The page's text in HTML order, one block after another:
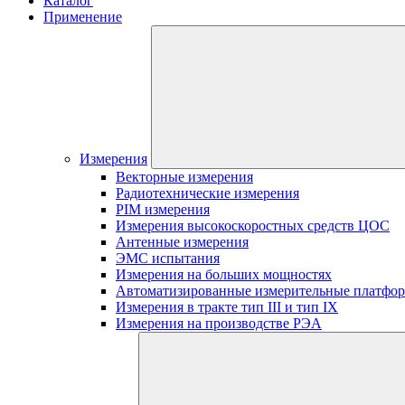
Применение
Измерения
Векторные измерения
Радиотехнические измерения
PIM измерения
Измерения высокоскоростных средств ЦОС
Антенные измерения
ЭМС испытания
Измерения на больших мощностях
Автоматизированные измерительные
Измерения в тракте тип III и тип IX
Измерения на производстве РЭА